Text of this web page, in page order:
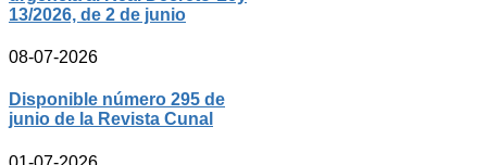
13/2026, de 2 de junio
08-07-2026
Disponible número 295 de
junio de la Revista Cunal